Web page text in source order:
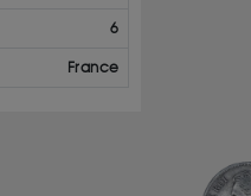
6
France